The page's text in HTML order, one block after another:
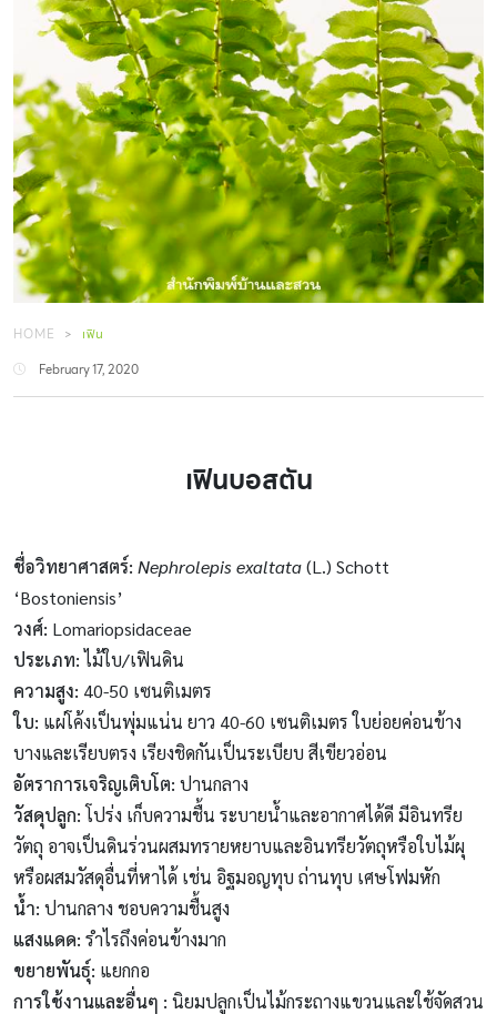
HOME
เฟิน
February 17, 2020
เฟินบอสตัน
ชื่อวิทยาศาสตร์: Nephrolepis exaltata(L.) Schott
‘Bostoniensis’
วงศ์: Lomariopsidaceae
ประเภท:ไม้ใบ/เฟินดิน
ความสูง: 40-50 เซนติเมตร
ใบ: แผ่โค้งเป็นพุ่มแน่น ยาว 40-60 เซนติเมตร ใบย่อยค่อนข้าง
บางและเรียบตรง เรียงชิดกันเป็นระเบียบ สีเขียวอ่อน
อัตราการเจริญเติบโต: ปานกลาง
วัสดุปลูก: โปร่ง เก็บความชื้น ระบายน้ำและอากาศได้ดี มีอินทรีย
วัตถุ อาจเป็นดินร่วนผสมทรายหยาบและอินทรียวัตถุหรือใบไม้ผุ
หรือผสมวัสดุอื่นที่หาได้ เช่น อิฐมอญทุบ ถ่านทุบ เศษโฟมหัก
น้ำ: ปานกลาง ชอบความชื้นสูง
แสงแดด: รำไรถึงค่อนข้างมาก
ขยายพันธุ์: แยกกอ
การใช้งานและอื่นๆ : นิยมปลูกเป็นไม้กระถางแขวนและใช้จัดสวน